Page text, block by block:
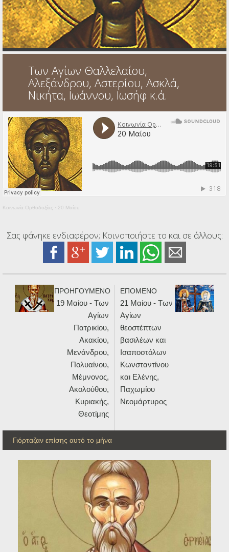
Ηχητικά
Των Αγίων Θαλλελαίου,
Αλεξάνδρου, Αστερίου, Ασκλά,
Νικήτα, Ιωάννου, Ιωσήφ κ.ά.
Κοινωνία Ορθοδοξίας · 20 Μαίου
Σας φάνηκε ενδιαφέρον; Κοινοποιήστε το και σε άλλους:
ΠΡΟΗΓΟΥΜΕΝΟ
19 Μαίου - Των
Αγίων
Πατρικίου,
Ακακίου,
Μενάνδρου,
Πολυαίνου,
Μέμνονος,
Ακολούθου,
Κυριακής,
Θεοτίμης
ΕΠΟΜΕΝΟ
21 Μαίου - Των
Αγίων
θεοστέπτων
βασιλέων και
Ισαποστόλων
Κωνσταντίνου
και Ελένης,
Παχωμίου
Νεομάρτυρος
Γιόρταζαν επίσης αυτό το μήνα